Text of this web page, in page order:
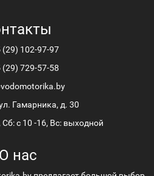
(29) 102-97-97
(29) 729-57-58
Гамарника, д. 30
Сб: с 10 -16, Вс: выходной
О нас